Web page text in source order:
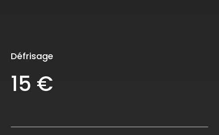
Défrisage
15 €